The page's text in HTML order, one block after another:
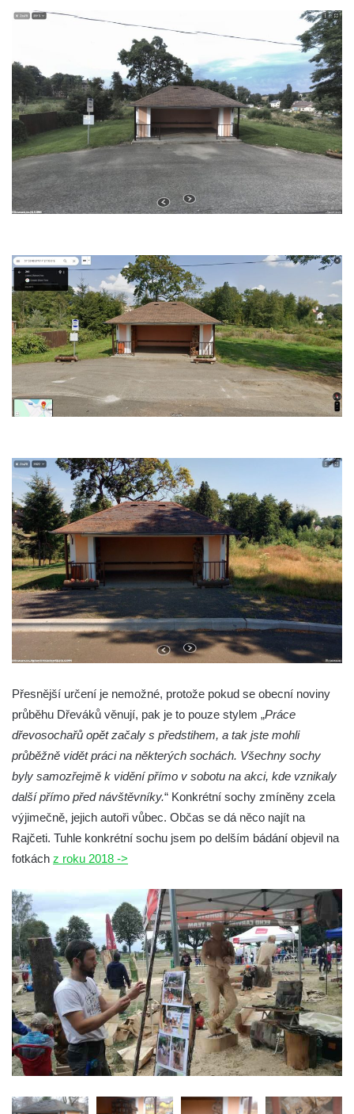
Socha Tygr v ZOO Hluboká
Socha Želva v ZOO Hluboká
Socha Kozorožec horský v ZOO Hluboká
Socha Včela v ZOO Hluboká
Socha Housenka v ZOO Hluboká
Socha Nosorožík v ZOO Hluboká
Socha Rosomák v ZOO Hluboká
Socha Beruška v ZOO Hluboká
Flamingo trůn v ZOO Hluboká
Lavička Kůň Převalského v ZOO Hluboká
Lysá nad Labem, barokní město Šporkovo
Socha Opičákovník v ZOO Hluboká
Socha Roháč v ZOO Hluboká
Socha Mystik v ZOO Hluboká
Socha Jana Valeria Jirsíka u Černé věže v
Českých Budějovicích
Socha Krista klesajícího pod křížem u
kostela svatého Mikuláše v Českých
Budějovicích
Socha svatého Jana Nepomuckého u
kostela svaté Rodiny v Českých
Budějovicích
Socha S tebou v parku na Senovážném
náměstí v Českých Budějovicích
Socha Tornádo v parku na Senovážném
náměstí v Českých Budějovicích
Sousoší Humanoidi na Lannově třídě v
Českých Budějovicích
Pomník Vojtěcha Adalberta Lanny v parku
Na Sadech v Českých Budějovicích
Pomník Přemysla Otakara II. v parku Na
Sadech v Českých Budějovicích
Českých Budějovicích
Památník Otokara Mokrého v parku Na
Sadech v Českých Budějovicích
Poslední dochovaný tramvajový sloup na
Pražské třídě v Českých Budějovicích
Socha Civilizovaní na Husově třídě v
Českých Budějovicích
Socha svatého Jana Nepomuckého Na
Sadech u Mlýnské stoky v Českých
Přesnější určení je nemožné, protože pokud se obecní noviny
průběhu Dřeváků věnují, pak je to pouze stylem „Práce
dřevosochařů opět začaly s předstihem, a tak jste mohli
průběžně vidět práci na některých sochách. Všechny sochy
byly samozřejmě k vidění přímo v sobotu na akci, kde vznikaly
další přímo před návštěvníky.“ Konkrétní sochy zmíněny zcela
výjimečně, jejich autoři vůbec. Občas se dá něco najít na
Rajčeti. Tuhle konkrétní sochu jsem po delším bádání objevil na
fotkách z roku 2018 ->